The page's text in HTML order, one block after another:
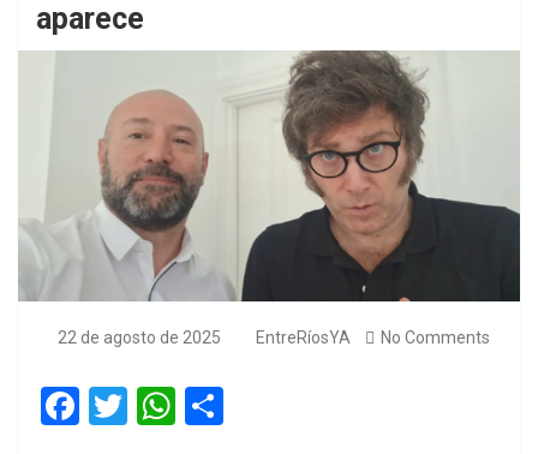
aparece
22 de agosto de 2025 EntreRíosYA No Comments
F
T
W